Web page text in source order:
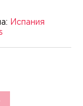
Испания